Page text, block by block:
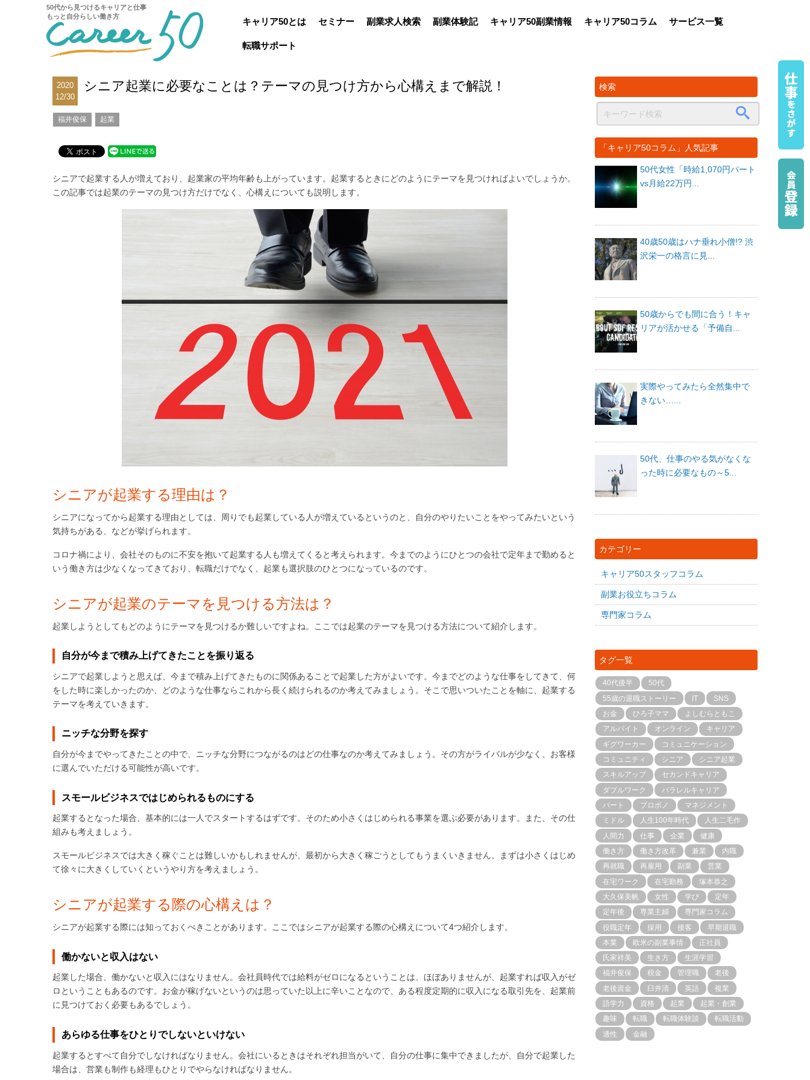
50代から見つけるキャリアと仕事
もっと自分らしい働き方
キャリア50とは セミナー 副業求人検索 副業体験記 キャリア50副業情報 キャリア50コラム サービス一覧
転職サポート
2020
12/30
シニア起業に必要なことは？テーマの見つけ方から心構えまで解説！
福井俊保 起業
シニアで起業する人が増えており、起業家の平均年齢も上がっています。起業するときにどのようにテーマを見つければよいでしょうか。
この記事では起業のテーマの見つけ方だけでなく、心構えについても説明します。
シニアが起業する理由は？
シニアになってから起業する理由としては、周りでも起業している人が増えているというのと、自分のやりたいことをやってみたいという
気持ちがある、などが挙げられます。
コロナ禍により、会社そのものに不安を抱いて起業する人も増えてくると考えられます。今までのようにひとつの会社で定年まで勤めると
いう働き方は少なくなってきており、転職だけでなく、起業も選択肢のひとつになっているのです。
シニアが起業のテーマを見つける方法は？
起業しようとしてもどのようにテーマを見つけるか難しいですよね。ここでは起業のテーマを見つける方法について紹介します。
自分が今まで積み上げてきたことを振り返る
シニアで起業しようと思えば、今まで積み上げてきたものに関係あることで起業した方がよいです。今までどのような仕事をしてきて、何
をした時に楽しかったのか、どのような仕事ならこれから長く続けられるのか考えてみましょう。そこで思いついたことを軸に、起業する
テーマを考えていきます。
ニッチな分野を探す
自分が今までやってきたことの中で、ニッチな分野につながるのはどの仕事なのか考えてみましょう。その方がライバルが少なく、お客様
に選んでいただける可能性が高いです。
スモールビジネスではじめられるものにする
起業するとなった場合、基本的には一人でスタートするはずです。そのため小さくはじめられる事業を選ぶ必要があります。また、その仕
組みも考えましょう。
スモールビジネスでは大きく稼ぐことは難しいかもしれませんが、最初から大きく稼ごうとしてもうまくいきません。まずは小さくはじめ
て徐々に大きくしていくというやり方を考えましょう。
シニアが起業する際の心構えは？
シニアが起業する際には知っておくべきことがあります。ここではシニアが起業する際の心構えについて4つ紹介します。
働かないと収入はない
起業した場合、働かないと収入にはなりません。会社員時代では給料がゼロになるということは、ほぼありませんが、起業すれば収入がゼ
ロということもあるのです。お金が稼げないというのは思っていた以上に辛いことなので、ある程度定期的に収入になる取引先を、起業前
に見つけておく必要もあるでしょう。
あらゆる仕事をひとりでしないといけない
起業するとすべて自分でしなければなりません。会社にいるときはそれぞれ担当がいて、自分の仕事に集中できましたが、自分で起業した
場合は、営業も制作も経理もひとりでやらなければなりません。
検索
「キャリア50コラム」人気記事
50代女性「時給1,070円パート
vs月給22万円...
40歳50歳はハナ垂れ小僧!? 渋
沢栄一の格言に見...
50歳からでも間に合う！キャ
リアが活かせる「予備自...
実際やってみたら全然集中で
きない…...
50代、仕事のやる気がなくな
った時に必要なもの～5...
カテゴリー
キャリア50スタッフコラム
副業お役立ちコラム
専門家コラム
タグ一覧
40代後半
50代
55歳の退職ストーリー
IT
SNS
お金
ひろ子ママ
よしむらともこ
アルバイト
オンライン
キャリア
ギグワーカー
コミュニケーション
コミュニティ
シニア
シニア起業
スキルアップ
セカンドキャリア
ダブルワーク
パラレルキャリア
パート
プロボノ
マネジメント
ミドル
人生100年時代
人生二毛作
人間力
仕事 企業
健康
働き方
働き方改革 兼業
内職
再就職
再雇用 副業
営業
在宅ワーク
在宅勤務
塚本恭之
大久保美帆
女性 学び
定年
定年後
専業主婦
専門家コラム
役職定年
採用 接客
早期退職
本業
欧米の副業事情
正社員
氏家祥美
生き方
生涯学習
福井俊保
税金 管理職
老後
老後資金
臼井清 英語
複業
語学力
資格 起業
起業・創業
趣味
転職 転職体験談
転職活動
適性
金融